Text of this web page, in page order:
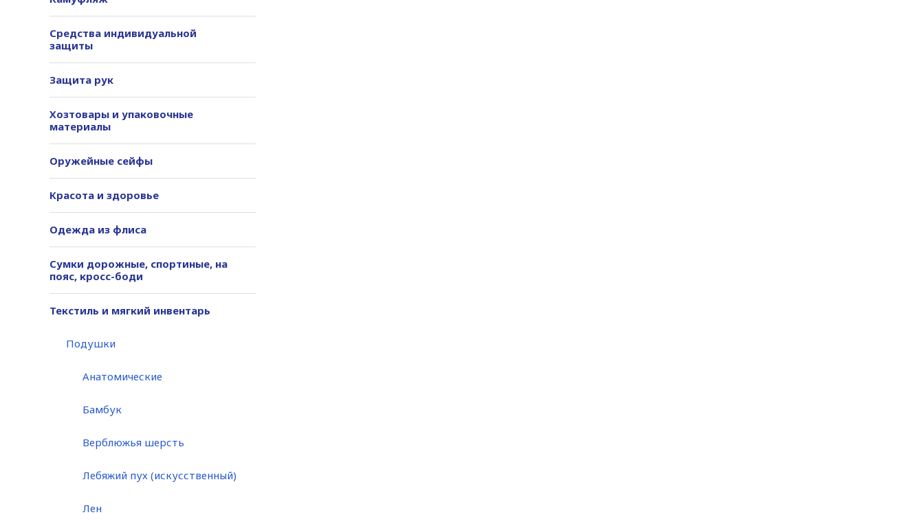
Средства индивидуальной
защиты
Защита рук
Хозтовары и упаковочные
материалы
Оружейные сейфы
Красота и здоровье
Одежда из флиса
Сумки дорожные, спортиные, на
пояс, кросс-боди
Текстиль и мягкий инвентарь
Подушки
Анатомические
Бамбук
Верблюжья шерсть
Лебяжий пух (искусственный)
Лен